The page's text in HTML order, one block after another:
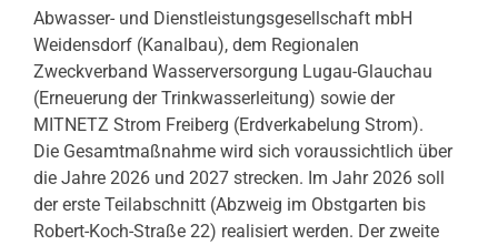
Abwasser- und Dienstleistungsgesellschaft mbH
Weidensdorf (Kanalbau), dem Regionalen
Zweckverband Wasserversorgung Lugau-Glauchau
(Erneuerung der Trinkwasserleitung) sowie der
MITNETZ Strom Freiberg (Erdverkabelung Strom).
Die Gesamtmaßnahme wird sich voraussichtlich über
die Jahre 2026 und 2027 strecken. Im Jahr 2026 soll
der erste Teilabschnitt (Abzweig im Obstgarten bis
Robert-Koch-Straße 22) realisiert werden. Der zweite